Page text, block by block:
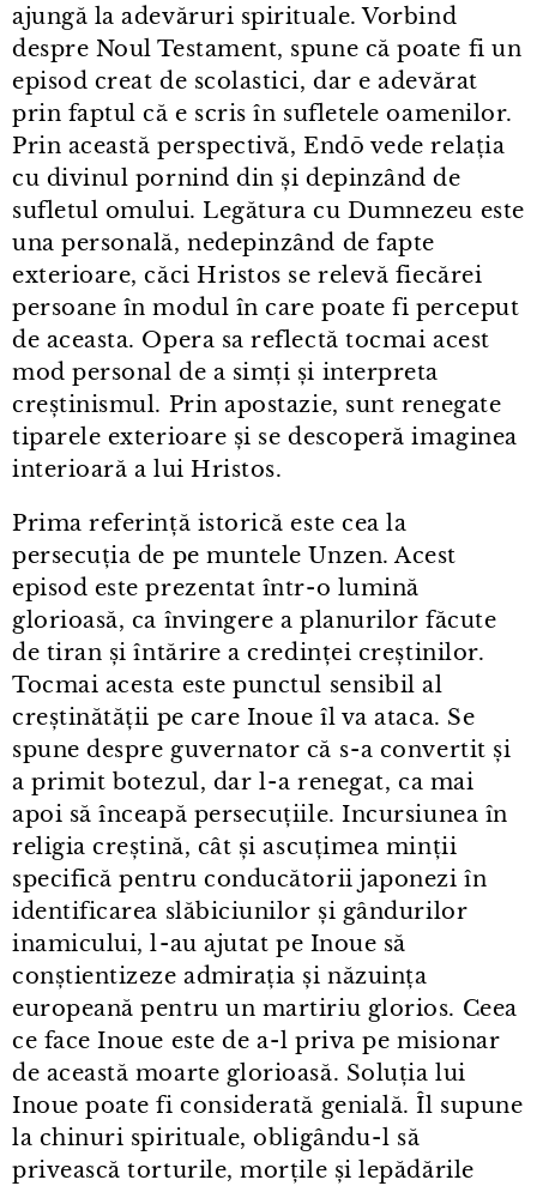
ajungă la adevăruri spirituale. Vorbind
despre Noul Testament, spune că poate fi un
episod creat de scolastici, dar e adevărat
prin faptul că e scris în sufletele oamenilor.
Prin această perspectivă, Endō vede relația
cu divinul pornind din și depinzând de
sufletul omului. Legătura cu Dumnezeu este
una personală, nedepinzând de fapte
exterioare, căci Hristos se relevă fiecărei
persoane în modul în care poate fi perceput
de aceasta. Opera sa reflectă tocmai acest
mod personal de a simți și interpreta
creștinismul. Prin apostazie, sunt renegate
tiparele exterioare și se descoperă imaginea
interioară a lui Hristos.
Prima referință istorică este cea la
persecuția de pe muntele Unzen. Acest
episod este prezentat într⁠-⁠o lumină
glorioasă, ca învingere a planurilor făcute
de tiran și întărire a credinței creștinilor.
Tocmai acesta este punctul sensibil al
creștinătății pe care Inoue îl va ataca. Se
spune despre guvernator că s⁠-⁠a convertit și
a primit botezul, dar l⁠-⁠a renegat, ca mai
apoi să înceapă persecuțiile. Incursiunea în
religia creștină, cât și ascuțimea minții
specifică pentru conducătorii japonezi în
identificarea slăbiciunilor și gândurilor
inamicului, l⁠-⁠au ajutat pe Inoue să
conștientizeze admirația și năzuința
europeană pentru un martiriu glorios. Ceea
ce face Inoue este de a⁠-⁠l priva pe misionar
de această moarte glorioasă. Soluția lui
Inoue poate fi considerată genială. Îl supune
la chinuri spirituale, obligându⁠-⁠l să
privească torturile, morțile și lepădările